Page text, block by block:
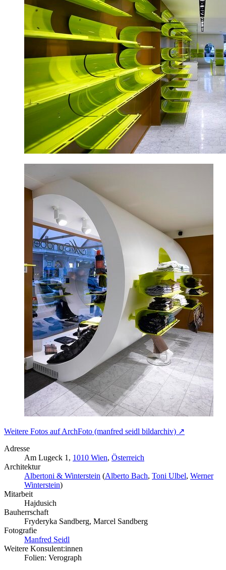
Weitere Fotos auf ArchFoto (manfred seidl bildarchiv) ↗
Adresse
Am Lugeck 1, 1010 Wien, Österreich
Architektur
Albertoni & Winterstein (Alberto Bach, Toni Ulbel, Werner
Winterstein)
Mitarbeit
Hajdusich
Bauherrschaft
Fryderyka Sandberg, Marcel Sandberg
Fotografie
Manfred Seidl
Weitere Konsulent:innen
Folien: Verograph